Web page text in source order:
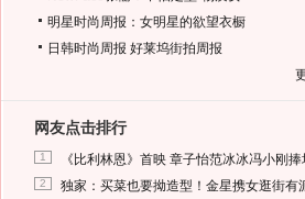
明星时尚周报：女明星的欲望衣橱
日韩时尚周报 好莱坞街拍周报
网友点击排行
1 《比利林恩》首映 章子怡范冰冰冯小刚
2 独家：买菜也要拗造型！金星携女逛街有